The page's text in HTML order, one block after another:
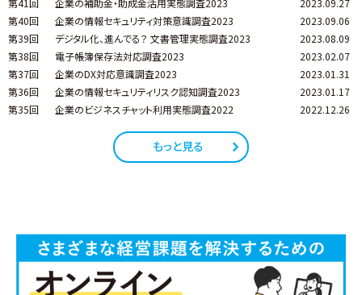
第41回
企業の補助金・助成金活用実態調査2023
2023.09.27
第40回
企業の情報セキュリティ対策意識調査2023
2023.09.06
第39回
デジタル化、進んでる？ 文書管理実態調査2023
2023.08.09
第38回
電子帳簿保存法対応調査2023
2023.02.07
第37回
企業のDX対応意識調査2023
2023.01.31
第36回
企業の情報セキュリティリスク認知調査2023
2023.01.17
第35回
企業のビジネスチャット利用実態調査2022 2022.12.26
もっと見る